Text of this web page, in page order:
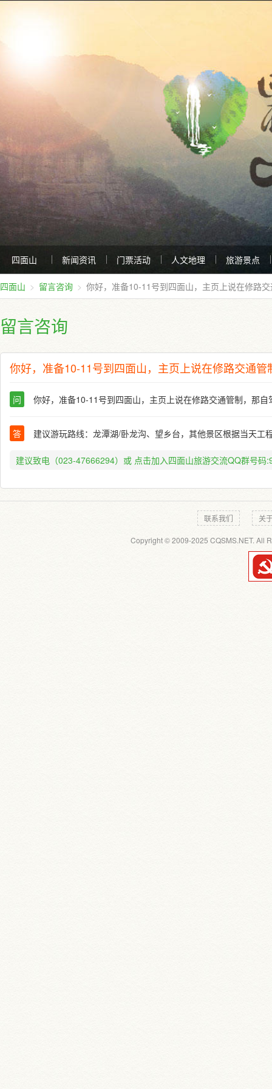
四面山 新闻资讯 门票活动 人文地理 旅游景点
四面山 留言咨询 你好，准备10-11号到四面山，主页上说在修路
留言咨询
你好，准备10-11号到四面山，主页上说在修路交通
问 你好，准备10-11号到四面山，主页上说在修路交通管制，那
答 建议游玩路线：龙潭湖/卧龙沟、望乡台，其他景区根据当天工
建议致电（023-47666294）或 点击加入四面山旅游交流QQ群号码
联系我们 关
Copyright © 2009-2025 CQSMS.NET. All